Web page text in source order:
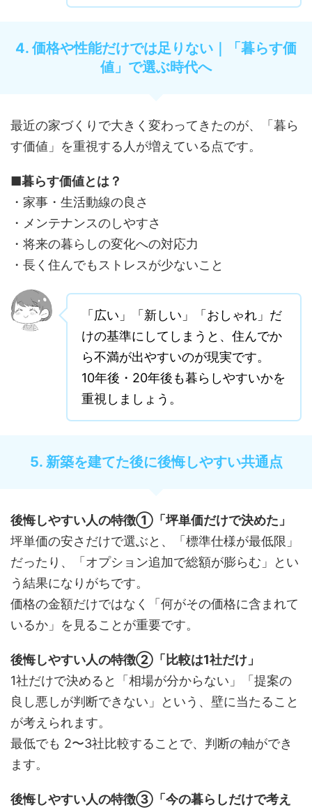
4. 価格や性能だけでは足りない｜「暮らす価
値」で選ぶ時代へ
最近の家づくりで大きく変わってきたのが、「暮ら
す価値」を重視する人が増えている点です。
■暮らす価値とは？
・家事・生活動線の良さ
・メンテナンスのしやすさ
・将来の暮らしの変化への対応力
・長く住んでもストレスが少ないこと
「広い」「新しい」「おしゃれ」だ
けの基準にしてしまうと、住んでか
ら不満が出やすいのが現実です。
10年後・20年後も暮らしやすいかを
重視しましょう。
5. 新築を建てた後に後悔しやすい共通点
後悔しやすい人の特徴①「坪単価だけで決めた」
坪単価の安さだけで選ぶと、「標準仕様が最低限」
だったり、「オプション追加で総額が膨らむ」とい
う結果になりがちです。
価格の金額だけではなく「何がその価格に含まれて
いるか」を見ることが重要です。
後悔しやすい人の特徴②「比較は1社だけ」
1社だけで決めると「相場が分からない」「提案の
良し悪しが判断できない」という、壁に当たること
が考えられます。
最低でも 2〜3社比較することで、判断の軸ができ
ます。
後悔しやすい人の特徴③「今の暮らしだけで考え